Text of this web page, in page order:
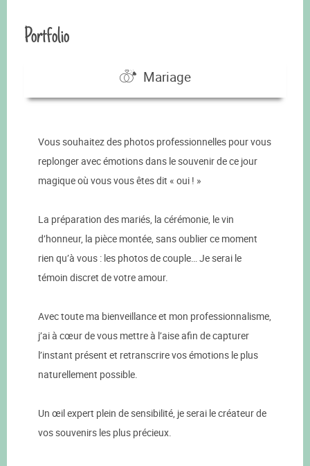
Portfolio
Mariage
Vous souhaitez des photos professionnelles pour vous
replonger avec émotions dans le souvenir de ce jour
magique où vous vous êtes dit « oui ! »
La préparation des mariés, la cérémonie, le vin
d’honneur, la pièce montée, sans oublier ce moment
rien qu’à vous : les photos de couple… Je serai le
témoin discret de votre amour.
Avec toute ma bienveillance et mon professionnalisme,
j’ai à cœur de vous mettre à l’aise afin de capturer
l’instant présent et retranscrire vos émotions le plus
naturellement possible.
Un œil expert plein de sensibilité, je serai le créateur de
vos souvenirs les plus précieux.